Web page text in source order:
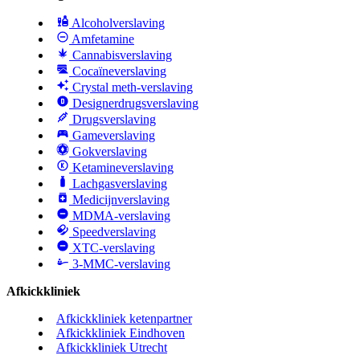
Alcoholverslaving
Amfetamine
Cannabisverslaving
Cocaïneverslaving
Crystal meth-verslaving
Designerdrugsverslaving
Drugsverslaving
Gameverslaving
Gokverslaving
Ketamineverslaving
Lachgasverslaving
Medicijnverslaving
MDMA-verslaving
Speedverslaving
XTC-verslaving
3-MMC-verslaving
Afkickkliniek
Afkickkliniek ketenpartner
Afkickkliniek Eindhoven
Afkickkliniek Utrecht